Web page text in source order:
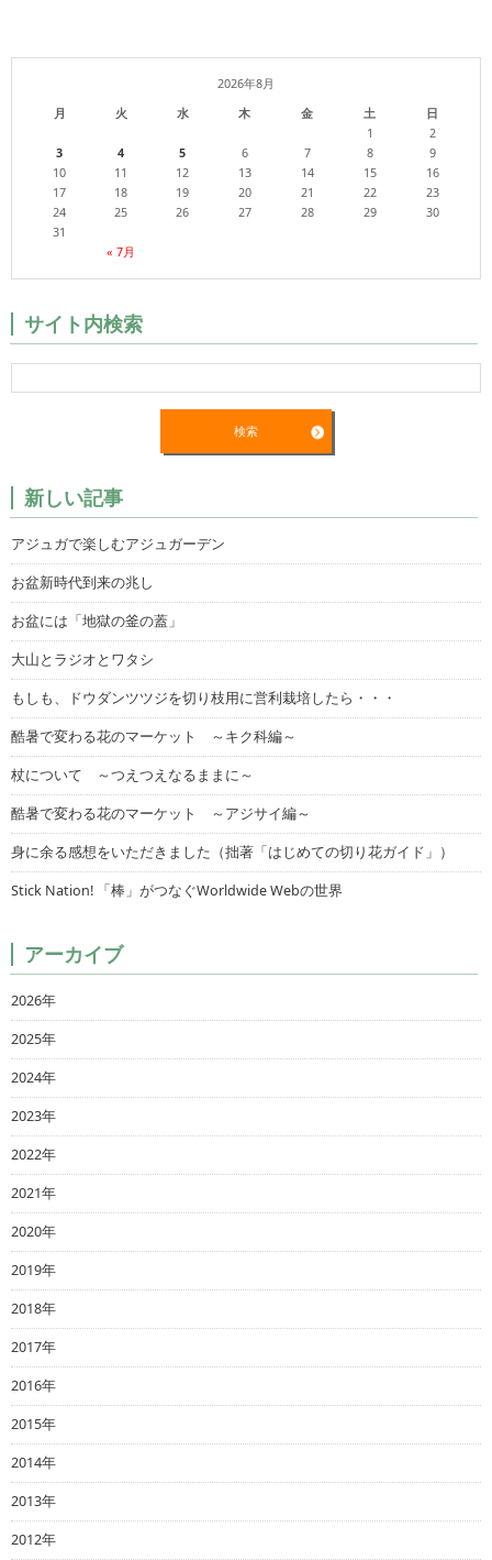
2026年8月
月
火 水 木 金 土 日
« 7月
1
2
3
4 5 6 7 8
9
10
11 12 13 14 15
16
17
18 19 20 21 22
23
24
25 26 27 28 29
30
31
サイト内検索
新しい記事
アジュガで楽しむアジュガーデン
お盆新時代到来の兆し
お盆には「地獄の釜の蓋」
大山とラジオとワタシ
もしも、ドウダンツツジを切り枝用に営利栽培したら・・・
酷暑で変わる花のマーケット ～キク科編～
杖について ～つえつえなるままに～
酷暑で変わる花のマーケット ～アジサイ編～
身に余る感想をいただきました（拙著「はじめての切り花ガイド」）
Stick Nation! 「棒」がつなぐWorldwide Webの世界
アーカイブ
2026年
2025年
2024年
2023年
2022年
2021年
2020年
2019年
2018年
2017年
2016年
2015年
2014年
2013年
2012年